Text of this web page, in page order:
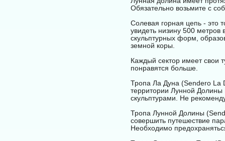
Обязательно возьмите с
Солевая горная цепь - это
увидеть низину 500
скульптурных форм,
земной коры.
Каждый сектор имеет свои
понравятся больше.
Тропа Ла Дуна (Sendero La
территории Лунной
скульптурами. Не
Тропа Лунной Долины
совершить путешествие
Необходимо